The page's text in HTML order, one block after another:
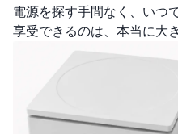
電源を探す手間なく、いつ
享受できるのは、本当に大